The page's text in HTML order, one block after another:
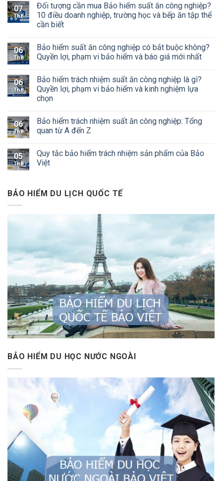
07
Th8
Đối tượng cần mua Bảo hiểm suất ăn công nghiệp?
10 điều doanh nghiệp, trường học và bếp ăn tập thể
cần biết
06
Th8
Bảo hiểm suất ăn công nghiệp có bắt buộc không?
Quyền lợi, phạm vi bảo hiểm và báo giá mới nhất
06
Th8
Bảo hiểm trách nhiệm suất ăn công nghiệp là gì?
Quyền lợi, phạm vi bảo hiểm và kinh nghiệm lựa
chọn
06
Th8
Bảo hiểm trách nhiệm suất ăn công nghiệp: Tổng
quan từ A đến Z
05
Th8
Quy tắc bảo hiểm trách nhiệm sản phẩm của Bảo
Việt
BẢO HIỂM DU LỊCH QUỐC TẾ
BẢO HIỂM DU HỌC NƯỚC NGOÀI